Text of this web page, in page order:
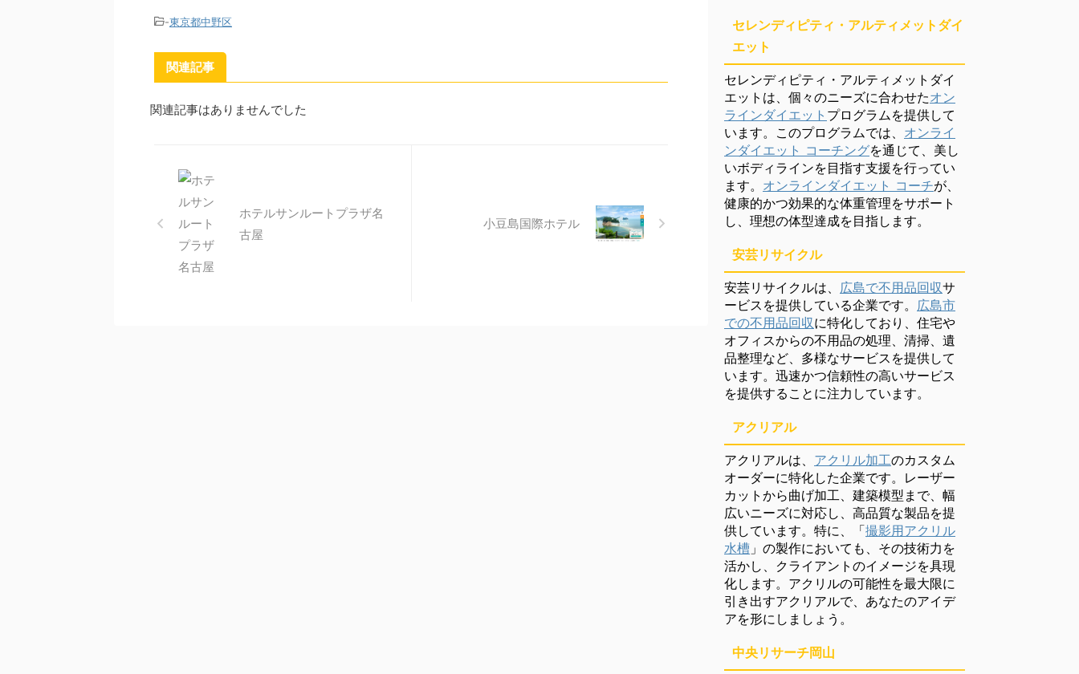
-東京都中野区
関連記事
関連記事はありませんでした
ホテルサンルートプラザ名
古屋
小豆島国際ホテル
セレンディピティ・アルティメットダイ
エット
セレンディピティ・アルティメットダイ
エットは、個々のニーズに合わせたオン
ラインダイエット プログラムを提供して
います。このプログラムでは、 オンライ
ンダイエット コーチングを通じて、美し
いボディラインを目指す支援を行ってい
ます。 オンラインダイエット コーチが、
健康的かつ効果的な体重管理をサポート
し、理想の体型達成を目指します。
安芸リサイクル
安芸リサイクルは、 広島で不用品回収サ
ービスを提供している企業です。 広島市
での不用品回収に特化しており、住宅や
オフィスからの不用品の処理、清掃、遺
品整理など、多様なサービスを提供して
います。迅速かつ信頼性の高いサービス
を提供することに注力しています。
アクリアル
アクリアルは、 アクリル加工のカスタム
オーダーに特化した企業です。レーザー
カットから曲げ加工、建築模型まで、幅
広いニーズに対応し、高品質な製品を提
供しています。特に、「撮影用アクリル
水槽 」の製作においても、その技術力を
活かし、クライアントのイメージを具現
化します。アクリルの可能性を最大限に
引き出すアクリアルで、あなたのアイデ
アを形にしましょう。
中央リサーチ岡山